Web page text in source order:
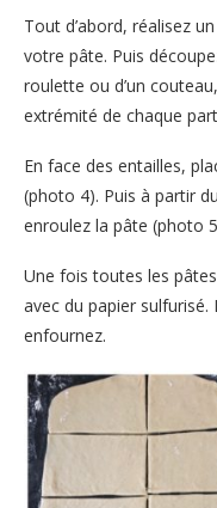
Tout d’abord, réalisez
votre pâte. Puis
roulette ou d’un
extrémité de chaque
En face des entailles,
(photo 4). Puis à partir
enroulez la pâte (photo
Une fois toutes les
avec du papier
enfournez.